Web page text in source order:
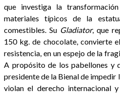
que investiga la
materiales típicos de la
comestibles. Su Gladiator, que
150 kg. de chocolate, convierte
resistencia, en un espejo de la
A propósito de los pabellones y
presidente de la Bienal de impedir
violan el derecho internacional